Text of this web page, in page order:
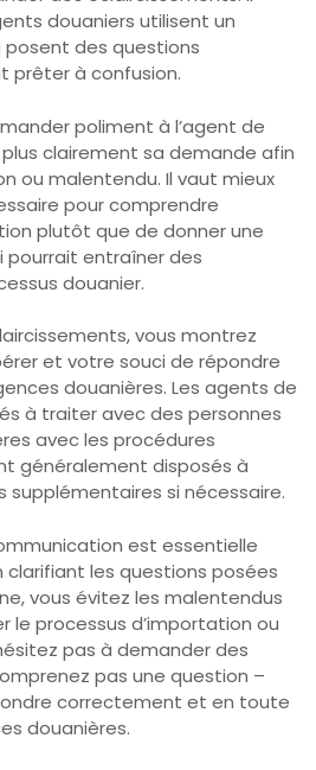
douaniers utilisent un
des questions
prêter à confusion.
poliment à l’agent de
clairement sa demande afin
ou malentendu. Il vaut mieux
pour comprendre
plutôt que de donner une
pourrait entraîner des
douanier.
vous montrez
et votre souci de répondre
douanières. Les agents de
à traiter avec des personnes
avec les procédures
généralement disposés à
supplémentaires si nécessaire.
est essentielle
clarifiant les questions posées
vous évitez les malentendus
le processus d’importation ou
pas à demander des
pas une question –
correctement et en toute
douanières.